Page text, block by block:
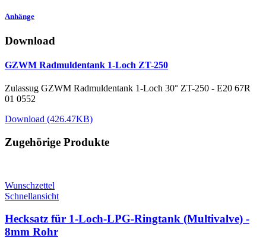
Anhänge
Download
GZWM Radmuldentank 1-Loch ZT-250
Zulassug GZWM Radmuldentank 1-Loch 30° ZT-250 - E20 67R
01 0552
Download (426.47KB)
Zugehörige Produkte
Wunschzettel
Schnellansicht
Hecksatz für 1-Loch-LPG-Ringtank (Multivalve) -
8mm Rohr